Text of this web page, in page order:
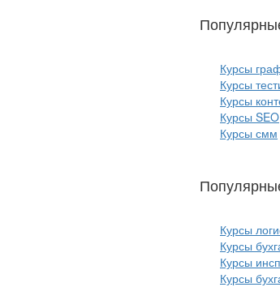
Курсы
Курсы
Курсы
Курсы SEO
Курсы смм
Курсы
Курсы
Курсы
Курсы